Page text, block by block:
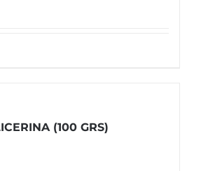
(100 GRS)